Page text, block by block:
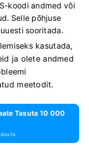
koodi andmed või
Selle põhjuse
sooritada.
kasutada,
ja olete andmed
meetodit.
Tasuta 10 000